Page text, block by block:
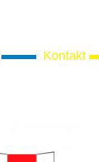
Kontakt